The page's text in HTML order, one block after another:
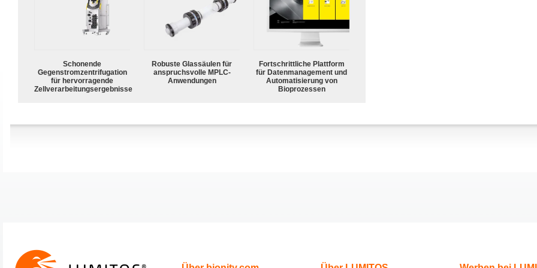
Schonende
Gegenstromzentrifugation
für hervorragende
Zellverarbeitungsergebnisse
Robuste Glassäulen für
anspruchsvolle MPLC-
Anwendungen
Fortschrittliche Plattform
für Datenmanagement und
Automatisierung von
Bioprozessen